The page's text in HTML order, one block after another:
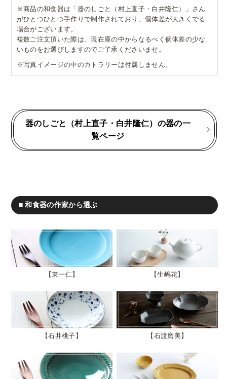
※商品の和食器は「器のしごと（村上直子・白井隆仁）」さん
がひとつひとつ手作りで制作されており、個体差が大きくでる
場合がございます。
複数ご注文頂いた際は、現在庫の中からなるべく個体差の少な
いものをお選びしますのでご了承くださいませ。
※写真イメージの中のカトラリーは付属しません。
器のしごと（村上直子・白井隆仁）の器の一
覧ページ
■ 和食器の作家から選ぶ
東一仁 生嶋花
石井桃子 石渡磨美